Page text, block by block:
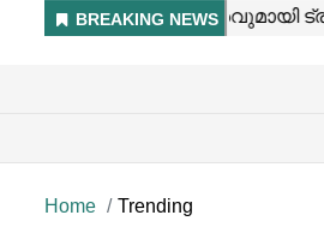
Home Trending